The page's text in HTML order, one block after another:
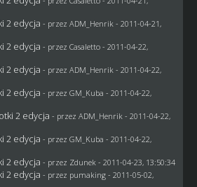
2 edycja - przez ADM_Henrik - 2011-04-21,
2 edycja - przez Casaletto- 2011-04-22,
2 edycja - przez ADM_Henrik - 2011-04-22,
2 edycja - przez GM_Kuba - 2011-04-22,
2 edycja - przez ADM_Henrik - 2011-04-22,
2 edycja - przez GM_Kuba - 2011-04-22,
2 edycja - przez Zdunek - 2011-04-23, 13:50:34
2 edycja - przez pumaking- 2011-05-02,